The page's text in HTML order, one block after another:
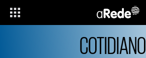
COTIDIANO